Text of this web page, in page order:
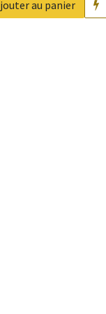
au panier